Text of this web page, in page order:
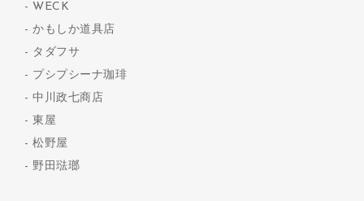
WECK
かもしか道具店
タダフサ
プシプシーナ珈琲
中川政七商店
東屋
松野屋
野田琺瑯